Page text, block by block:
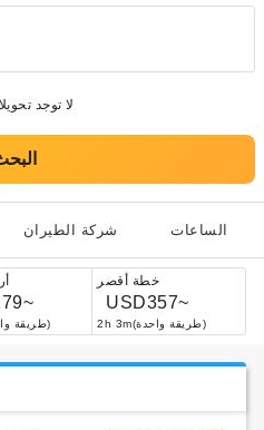
*لا توجد
شركة الطيران الساعات
6h 8m(طريقة واحدة)
خطة أقصر
USD357~
2h 3m(طريقة واحدة)